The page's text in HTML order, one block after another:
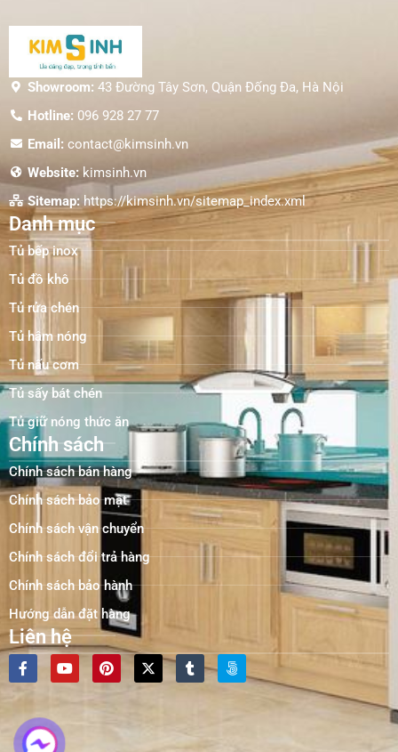
Showroom: 43 Đường Tây Sơn, Quận Đống Đa, Hà Nội
Hotline: 096 928 27 77
Email:contact@kimsinh.vn
Website: kimsinh.vn
Sitemap:https://kimsinh.vn/sitemap_index.xml
Danh mục
Tủ bếp inox
Tủ đồ khô
Tủ rửa chén
Tủ hâm nóng
Tủ nấu cơm
Tủ sấy bát chén
Tủ giữ nóng thức ăn
Chính sách
Chính sách bán hàng
Chính sách bảo mật
Chính sách vận chuyển
Chính sách đổi trả hàng
Chính sách bảo hành
Hướng dẫn đặt hàng
Liên hệ